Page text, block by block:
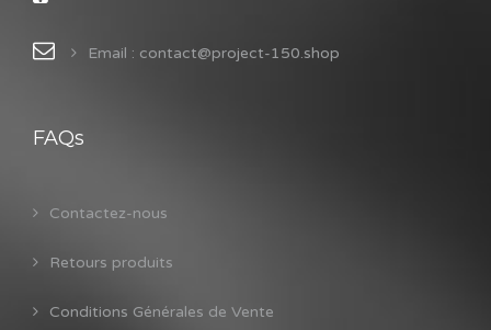
Email : contact@project-150.shop
FAQs
Contactez-nous
Retours produits
Conditions Générales de Vente